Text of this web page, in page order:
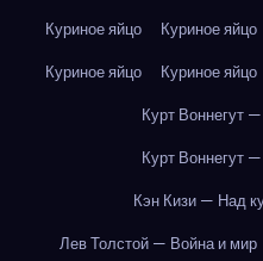
Куриное яйцо
Куриное яйцо
Куриное яйцо
Куриное яйцо
Курт Воннегут
Курт Воннегут
Кэн Кизи — Над
Лев Толстой — Война и мир